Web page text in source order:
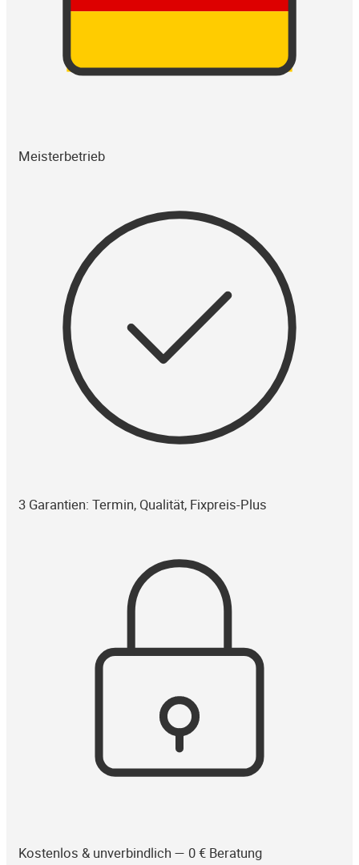
Meisterbetrieb
3 Garantien: Termin, Qualität, Fixpreis-Plus
Kostenlos & unverbindlich — 0 € Beratung